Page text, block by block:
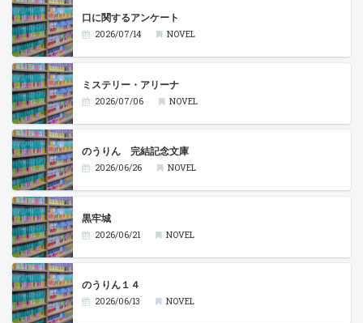
口に関するアンケート
2026/07/14 NOVEL
ミステリー・アリーナ
2026/07/06 NOVEL
のうりん 完結記念文庫
2026/06/26 NOVEL
黒牢城
2026/06/21 NOVEL
のうりん１４
2026/06/13 NOVEL